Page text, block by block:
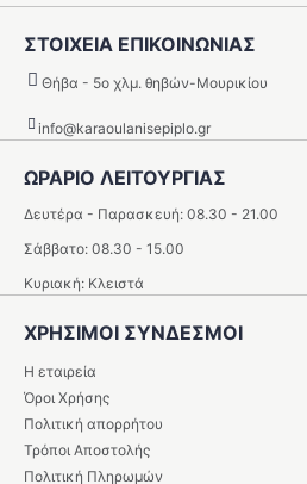
ΩΡΑΡΙΟ ΛΕΙΤΟΥΡΓΙΑΣ
Δευτέρα - Παρασκευή: 08.30 - 21.00
Σάββατο: 08.30 - 15.00
Κυριακή: Κλειστά
ΧΡΗΣΙΜΟΙ ΣΥΝΔΕΣΜΟΙ
Η εταιρεία
Όροι Χρήσης
Πολιτική απορρήτου
Τρόποι Αποστολής
Πολιτική Πληρωμών
ΣΤΟΙΧΕΙΑ ΕΠΙΚΟΙΝΩΝΙΑΣ
Θήβα - 5o χλμ. θηβών-Μουρικίου
info@karaoulanisepiplo.gr